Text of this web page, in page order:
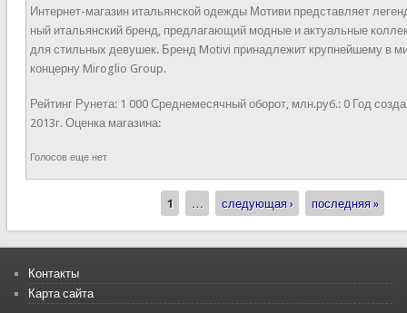
Интернет-магазин итальянской одежды Мотиви представляет
ный итальянский бренд, предлагающий модные и актуальные
для стильных девушек. Бренд Motivi принадлежит крупнейшему в
концерну Miroglio Group.
Рейтинг Рунета: 1 000 Среднемесячный оборот, млн.руб.: 0 Год
2013г. Оценка магазина:
Голосов еще нет
1 … следующая › последняя »
Контакты
Карта сайта